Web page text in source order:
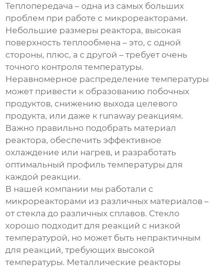
Теплопередача – одна из самых больших
проблем при работе с микрореакторами.
Небольшие размеры реактора, высокая
поверхность теплообмена – это, с одной
стороны, плюс, а с другой – требует очень
точного контроля температуры.
Неравномерное распределение температуры
может привести к образованию побочных
продуктов, снижению выхода целевого
продукта, или даже к runaway реакциям.
Важно правильно подобрать материал
реактора, обеспечить эффективное
охлаждение или нагрев, и разработать
оптимальный профиль температуры для
каждой реакции.
В нашей компании мы работали с
микрореакторами из различных материалов –
от стекла до различных сплавов. Стекло
хорошо подходит для реакций с низкой
температурой, но может быть непрактичным
для реакций, требующих высокой
температуры. Металлические реакторы